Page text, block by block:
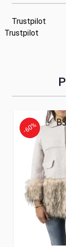
Trustpilot
Trustpilot
-60%